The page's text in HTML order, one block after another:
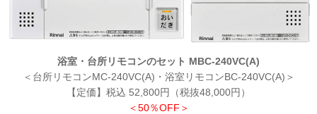
浴室・台所リモコンのセット MBC-240VC(A)
＜台所リモコンMC-240VC(A)・浴室リモコンBC-240VC(A)＞
【定価】税込 52,800円（税抜48,000円）
＜50％OFF＞